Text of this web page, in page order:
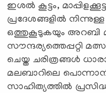
ഇശൽ കൂട്ടം,
പ്രദേശങ്ങളിൽ
ഒത്തുകൂടുകയും അറബി
സൗന്ദര്യത്തെപ്പറ്റി
ചെയ്ത ചരിത്രങ്ങൾ
മലബാറിലെ
സാഹിത്യത്തിൽ